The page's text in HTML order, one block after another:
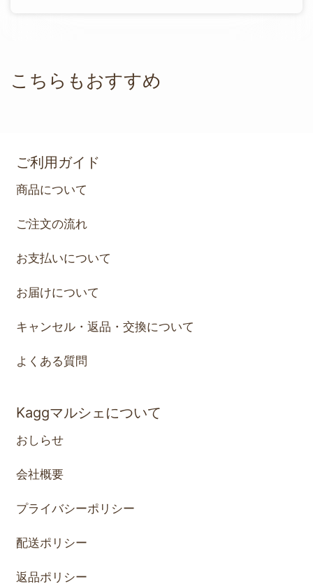
こちらもおすすめ
ご利用ガイド
商品について
ご注文の流れ
お支払いについて
お届けについて
キャンセル・返品・交換について
よくある質問
Kaggマルシェについて
おしらせ
会社概要
プライバシーポリシー
配送ポリシー
返品ポリシー